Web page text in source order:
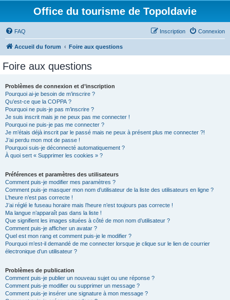
Office du tourisme de Topoldavie
FAQ Connexion
Inscription
Accueil du forum Foire aux questions
Foire aux questions
Problèmes de connexion et d’inscription
Pourquoi ai-je besoin de m’inscrire ?
Qu’est-ce que la COPPA ?
Pourquoi ne puis-je pas m’inscrire ?
Je suis inscrit mais je ne peux pas me connecter !
Pourquoi ne puis-je pas me connecter ?
Je m’étais déjà inscrit par le passé mais ne peux à présent plus me connecter ?!
J’ai perdu mon mot de passe !
Pourquoi suis-je déconnecté automatiquement ?
À quoi sert « Supprimer les cookies » ?
Préférences et paramètres des utilisateurs
Comment puis-je modifier mes paramètres ?
Comment puis-je masquer mon nom d’utilisateur de la liste des utilisateurs en ligne ?
L’heure n’est pas correcte !
J’ai réglé le fuseau horaire mais l’heure n’est toujours pas correcte !
Ma langue n’apparaît pas dans la liste !
Que signifient les images situées à côté de mon nom d’utilisateur ?
Comment puis-je afficher un avatar ?
Quel est mon rang et comment puis-je le modifier ?
Pourquoi m’est-il demandé de me connecter lorsque je clique sur le lien de courrier
électronique d’un utilisateur ?
Problèmes de publication
Comment puis-je publier un nouveau sujet ou une réponse ?
Comment puis-je modifier ou supprimer un message ?
Comment puis-je insérer une signature à mon message ?